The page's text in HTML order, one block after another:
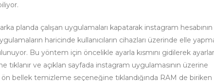
planda çalışan uygulamaları kapatarak instagram hesabının
haricinde kullanıcıların cihazları üzerinde elle
Bu yöntem için öncelikle ayarla kısmını gidilerek ayarlar
tıklanır ve açıklan sayfada instagram uygulamasının üzerine
bellek temizleme seçeneğine tıklandığında RAM de biriken